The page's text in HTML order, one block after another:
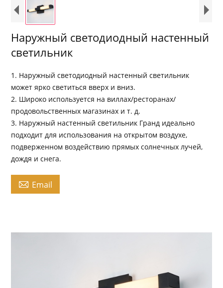
Наружный светодиодный настенный
светильник
1. Наружный светодиодный настенный светильник
может ярко светиться вверх и вниз.
2. Широко используется на виллах/ресторанах/
продовольственных магазинах и т. д.
3. Наружный настенный светильник Гранд идеально
подходит для использования на открытом воздухе,
подверженном воздействию прямых солнечных лучей,
дождя и снега.
 Email